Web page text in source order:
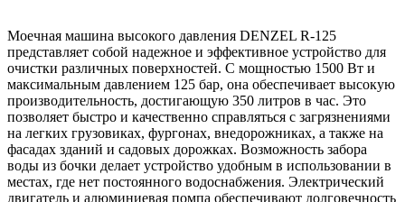
Моечная машина высокого давления DENZEL R-125
представляет собой надежное и эффективное устройство для
очистки различных поверхностей. С мощностью 1500 Вт и
максимальным давлением 125 бар, она обеспечивает высокую
производительность, достигающую 350 литров в час. Это
позволяет быстро и качественно справляться с загрязнениями
на легких грузовиках, фургонах, внедорожниках, а также на
фасадах зданий и садовых дорожках. Возможность забора
воды из бочки делает устройство удобным в использовании в
местах, где нет постоянного водоснабжения. Электрический
двигатель и алюминиевая помпа обеспечивают долговечность